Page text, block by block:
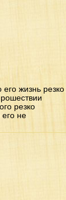
жизнь резко
резко
его не